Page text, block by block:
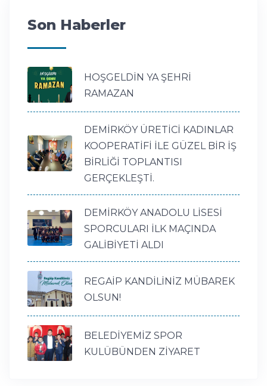
Son Haberler
HOŞGELDİN YA ŞEHRİ
RAMAZAN
DEMİRKÖY ÜRETİCİ KADINLAR
KOOPERATİFİ İLE GÜZEL BİR İŞ
BİRLİĞİ TOPLANTISI
GERÇEKLEŞTİ.
DEMİRKÖY ANADOLU LİSESİ
SPORCULARI İLK MAÇINDA
GALİBİYETİ ALDI
REGAİP KANDİLİNİZ MÜBAREK
OLSUN!
BELEDİYEMİZ SPOR
KULÜBÜNDEN ZİYARET